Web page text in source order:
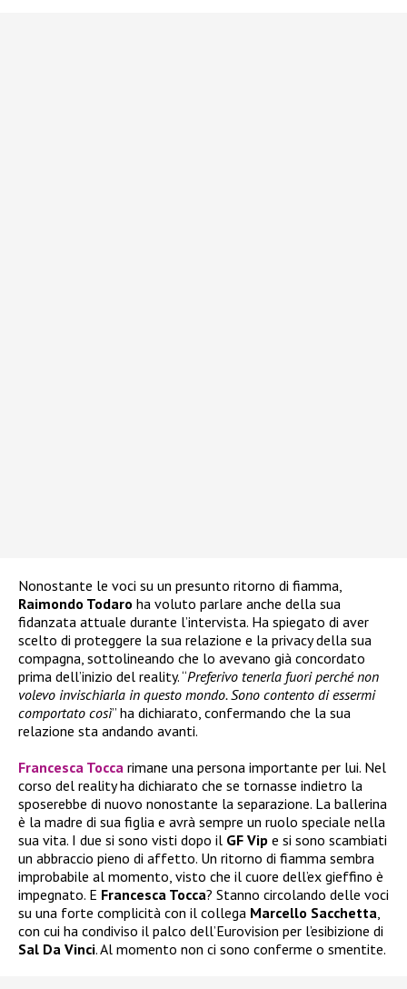
Nonostante le voci su un presunto ritorno di fiamma,
Raimondo Todaro ha voluto parlare anche della sua
fidanzata attuale durante l’intervista. Ha spiegato di aver
scelto di proteggere la sua relazione e la privacy della sua
compagna, sottolineando che lo avevano già concordato
prima dell’inizio del reality. “Preferivo tenerla fuori perché non
volevo invischiarla in questo mondo. Sono contento di essermi
comportato così” ha dichiarato, confermando che la sua
relazione sta andando avanti.
Francesca Tocca rimane una persona importante per lui. Nel
corso del reality ha dichiarato che se tornasse indietro la
sposerebbe di nuovo nonostante la separazione. La ballerina
è la madre di sua figlia e avrà sempre un ruolo speciale nella
sua vita. I due si sono visti dopo il GF Vip e si sono scambiati
un abbraccio pieno di affetto. Un ritorno di fiamma sembra
improbabile al momento, visto che il cuore dell’ex gieffino è
impegnato. E Francesca Tocca? Stanno circolando delle voci
su una forte complicità con il collega Marcello Sacchetta,
con cui ha condiviso il palco dell’Eurovision per l’esibizione di
Sal Da Vinci. Al momento non ci sono conferme o smentite.